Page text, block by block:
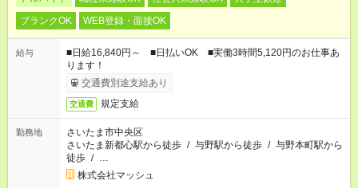
ブランクOK
WEB登録・面接OK
給与
■日給16,840円～ ■日払いOK ■実働3時間5,120円のお仕事あ
ります！
交通費別途支給あり
交通費 規定支給
勤務地
さいたま市中央区
さいたま新都心駅から徒歩 / 与野駅から徒歩 / 与野本町駅から
徒歩 / …
株式会社マッシュ